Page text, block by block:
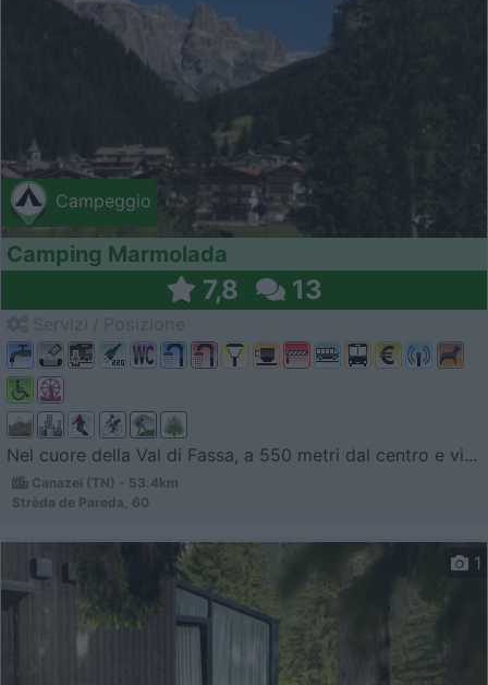
Campeggio
Camping Marmolada
7,8 13
Nel cuore della Val di Fassa, a 550 metri dal centro e vi...
Canazei (TN) - 53.4km
Strèda de Pareda, 60
1